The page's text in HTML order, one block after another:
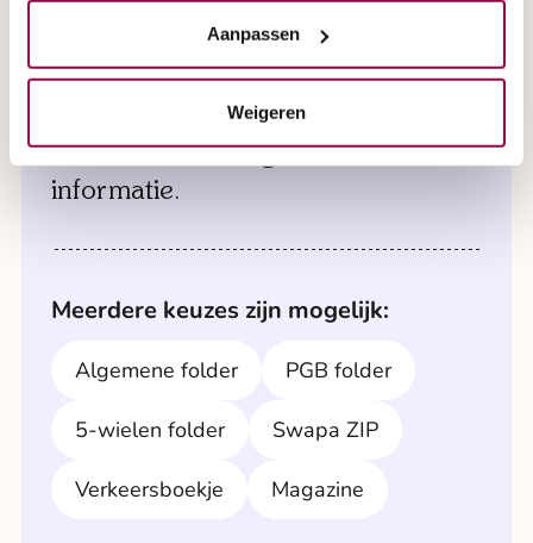
Aanpassen
Weigeren
alles klaarstaat voor een grondige test.
Maak direct een afspraak via 0800 2020 of
afspraak aan huis'.
Een brochure aanvragen?
Selecteer hier de gewenste
informatie.
Meerdere keuzes zijn mogelijk:
Algemene folder PGB folder
5-wielen folder Swapa ZIP
Verkeersboekje Magazine